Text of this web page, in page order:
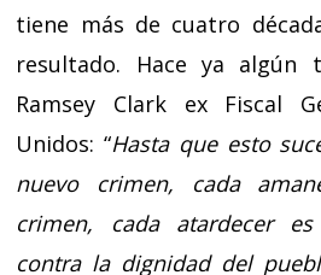
tiene más de cuatro
resultado. Hace ya algún
Ramsey Clark ex Fiscal
Unidos: “Hasta que esto
nuevo crimen, cada
crimen, cada atardecer
contra la dignidad del